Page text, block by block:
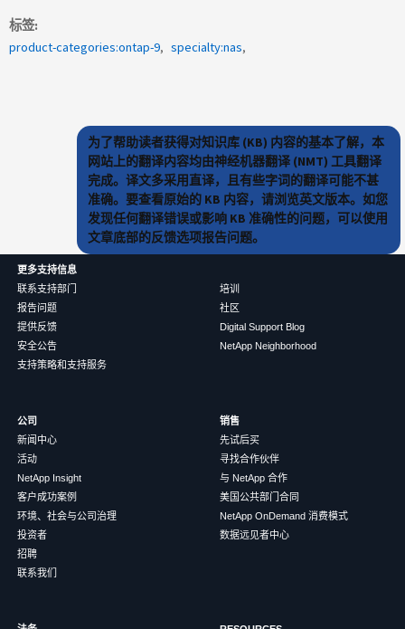
标签
product-categories:ontap-9
specialty:nas
为了帮助读者获得对知识库 (KB) 内容的基本了解，本
网站上的翻译内容均由神经机器翻译 (NMT) 工具翻译
完成。译文多采用直译，且有些字词的翻译可能不甚
准确。要查看原始的 KB 内容，请浏览英文版本。如您
发现任何翻译错误或影响 KB 准确性的问题，可以使用
文章底部的反馈选项报告问题。
更多支持信息
联系支持部门
报告问题
提供反馈
安全公告
支持策略和支持服务
培训
社区
Digital Support Blog
NetApp Neighborhood
公司
新闻中心
活动
NetApp Insight
客户成功案例
环境、社会与公司治理
投资者
招聘
联系我们
销售
先试后买
寻找合作伙伴
与 NetApp 合作
美国公共部门合同
NetApp OnDemand 消费模式
数据远见者中心